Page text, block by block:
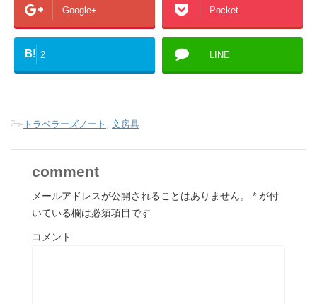
Google+ Pocket
B! 2 LINE
- トラベラーズノート , 文房具
comment
メールアドレスが公開されることはありません。 * が付
いている欄は必須項目です
コメント